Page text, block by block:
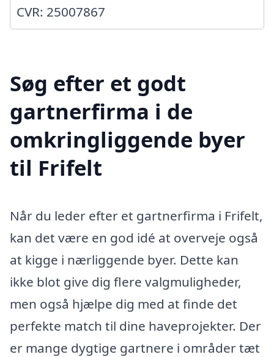
CVR: 25007867
Søg efter et godt
gartnerfirma i de
omkringliggende byer
til Frifelt
Når du leder efter et gartnerfirma i Frifelt,
kan det være en god idé at overveje også
at kigge i nærliggende byer. Dette kan
ikke blot give dig flere valgmuligheder,
men også hjælpe dig med at finde det
perfekte match til dine haveprojekter. Der
er mange dygtige gartnere i områder tæt